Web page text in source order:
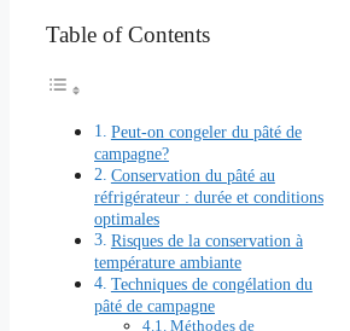
Table of Contents
Peut-on congeler du pâté de
campagne?
Conservation du pâté au
réfrigérateur : durée et conditions
optimales
Risques de la conservation à
température ambiante
Techniques de congélation du
pâté de campagne
Méthodes de